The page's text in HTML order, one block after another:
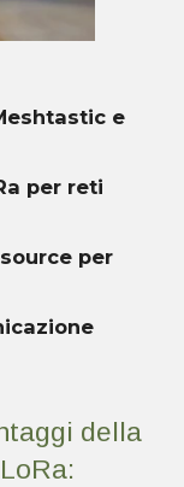
e
per reti
per
della